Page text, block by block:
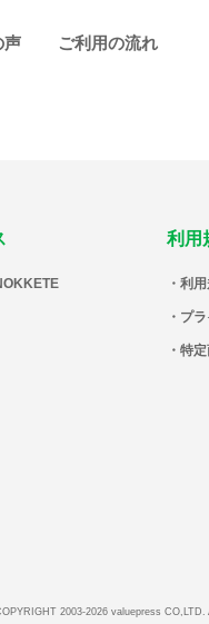
声 ご利用の流れ
利用
利
プ
特
2003-2026 valuepress